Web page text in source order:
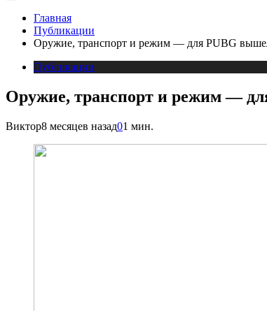
Главная
Публикации
Оружие, транспорт и режим — для PUBG
Публикации
Оружие, транспорт и режим —
Виктор8 месяцев назад01 мин.